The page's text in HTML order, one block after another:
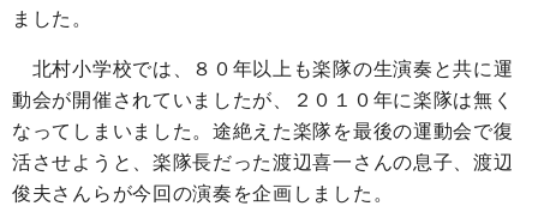
ました。
北村小学校では、８０年以上も楽隊の生演奏と共に運
動会が開催されていましたが、２０１０年に楽隊は無く
なってしまいました。途絶えた楽隊を最後の運動会で復
活させようと、楽隊長だった渡辺喜一さんの息子、渡辺
俊夫さんらが今回の演奏を企画しました。